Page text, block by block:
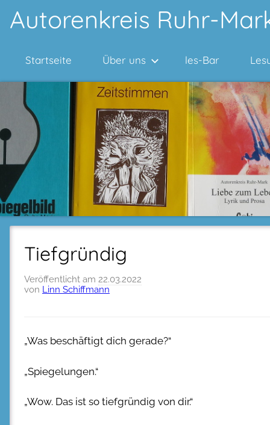
Inhalt
Autorenkreis Ruhr-
Startseite Über uns les-Bar
Tiefgründig
Veröffentlicht am 22.03.2022
von Linn Schiffmann
„Was beschäftigt dich gerade?“
„Spiegelungen.“
„Wow. Das ist so tiefgründig von dir.“